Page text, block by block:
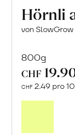
Hörnli
von
800g
CHF
CHF 2.49 pro